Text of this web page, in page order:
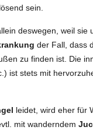
sein.
deswegen, weil sie
der Fall, dass
zu finden ist. Die
ist stets mit
leidet, wird eher für
mit wanderndem